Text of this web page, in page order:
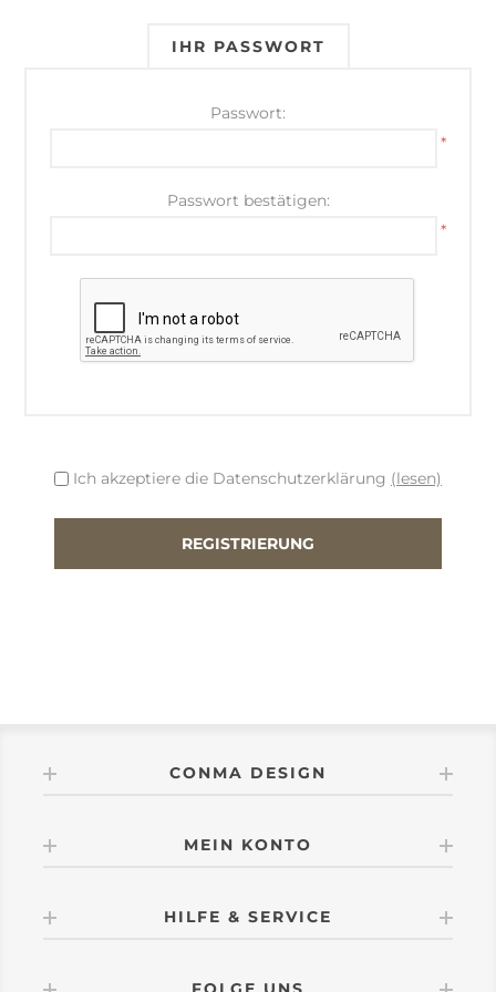
IHR PASSWORT
Passwort:
*
Passwort bestätigen:
*
Ich akzeptiere die Datenschutzerklärung (lesen)
CONMA DESIGN
MEIN KONTO
HILFE & SERVICE